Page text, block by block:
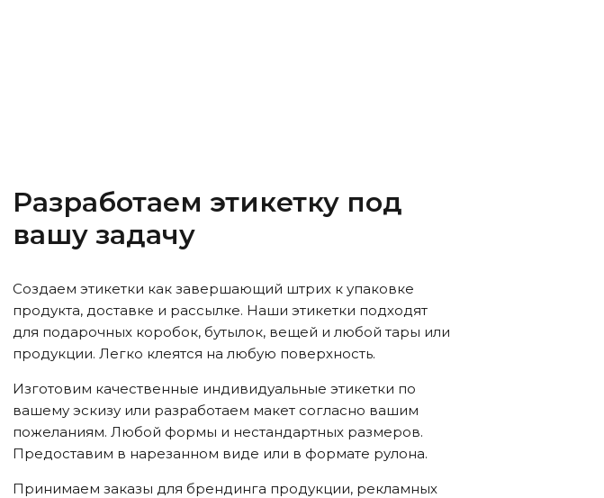
Разработаем этикетку под
вашу задачу
Создаем этикетки как завершающий штрих к упаковке
продукта, доставке и рассылке. Наши этикетки подходят
для подарочных коробок, бутылок, вещей и любой тары или
продукции. Легко клеятся на любую поверхность.
Изготовим качественные индивидуальные этикетки по
вашему эскизу или разработаем макет согласно вашим
пожеланиям. Любой формы и нестандартных размеров.
Предоставим в нарезанном виде или в формате рулона.
Принимаем заказы для брендинга продукции, рекламных